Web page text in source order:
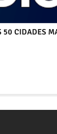
50 CIDADES